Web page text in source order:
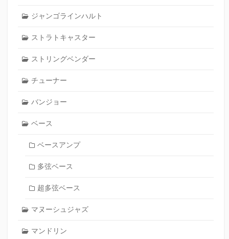
ジャンゴラインハルト
ストラトキャスター
ストリングベンダー
チューナー
バンジョー
ベース
ベースアンプ
多弦ベース
超多弦ベース
マヌーシュジャズ
マンドリン